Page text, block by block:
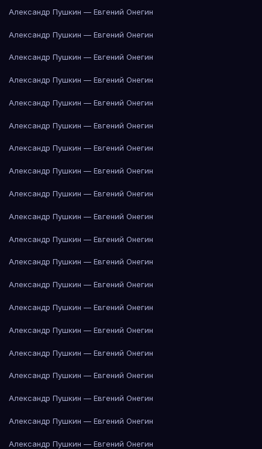
Александр Пушкин — Евгений Онегин
Александр Пушкин — Евгений Онегин
Александр Пушкин — Евгений Онегин
Александр Пушкин — Евгений Онегин
Александр Пушкин — Евгений Онегин
Александр Пушкин — Евгений Онегин
Александр Пушкин — Евгений Онегин
Александр Пушкин — Евгений Онегин
Александр Пушкин — Евгений Онегин
Александр Пушкин — Евгений Онегин
Александр Пушкин — Евгений Онегин
Александр Пушкин — Евгений Онегин
Александр Пушкин — Евгений Онегин
Александр Пушкин — Евгений Онегин
Александр Пушкин — Евгений Онегин
Александр Пушкин — Евгений Онегин
Александр Пушкин — Евгений Онегин
Александр Пушкин — Евгений Онегин
Александр Пушкин — Евгений Онегин
Александр Пушкин — Евгений Онегин